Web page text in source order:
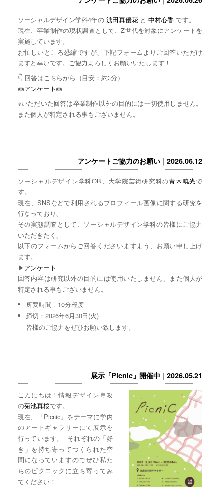
ソーシャルデザイン学科4年の 浅田真優花と 中村心香 です。
現在、卒業制作の現状調査として、Z世代を対象にアンケートを
実施しています。
お忙しいところ恐縮ですが、下記フォームよりご回答いただけ
ますと幸いです。ご協力よろしくお願いいたします！
👇 回答はこちらから（目安：約3分）
🍩アンケート🍩
※いただいた回答は卒業制作以外の目的には一切使用しません。
また個人が特定される事もございません。
アンケートご協力のお願い｜2026.06.12
ソーシャルデザイン学科OB、大学院芸術研究科の青木暁光で
す。
現在、SNSなどで利用されるプロフィール画像に関する研究を
行なっており、
その実態調査として、ソーシャルデザイン学科の皆様にご協力
いただきたく、
以下のフォームからご回答くださいますよう、お願い申し上げ
ます。
▶︎アンケート
回答内容は研究以外の目的には使用いたしません。また個人が
特定される事もございません。
所要時間：10分程度
締切：2026年6月30日(火)
皆様のご協力をぜひお願い致します。
展示「Picnic」開催中｜2026.05.21
こんにちは！情報デザイン専攻
の菊池真桜です。
現在、「Picnic」をテーマに学内
のアートギャラリーにて展示を
行っています。 それぞれの「好
き」を持ち寄ってつくられた空
間になっていますのでぜひ私た
ちのピクニックに立ち寄ってみ
てください！